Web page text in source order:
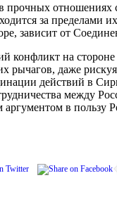
прочных
за пределами
зависит от
конфликт на
рычагов, даже
действий в
между
в пользу